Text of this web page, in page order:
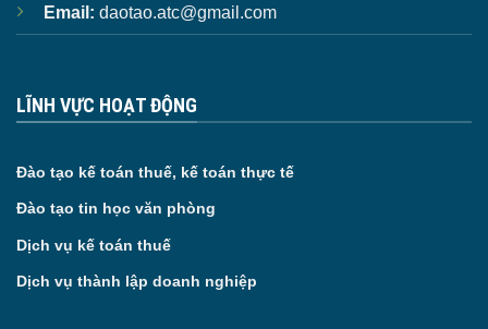
Email: daotao.atc@gmail.com
LĨNH VỰC HOẠT ĐỘNG
Đào tạo kế toán thuế, kế toán thực tế
Đào tạo tin học văn phòng
Dịch vụ kế toán thuế
Dịch vụ thành lập doanh nghiệp